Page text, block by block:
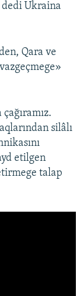
dedi Ukraina
Qara ve
silâlı
etilgen
talap